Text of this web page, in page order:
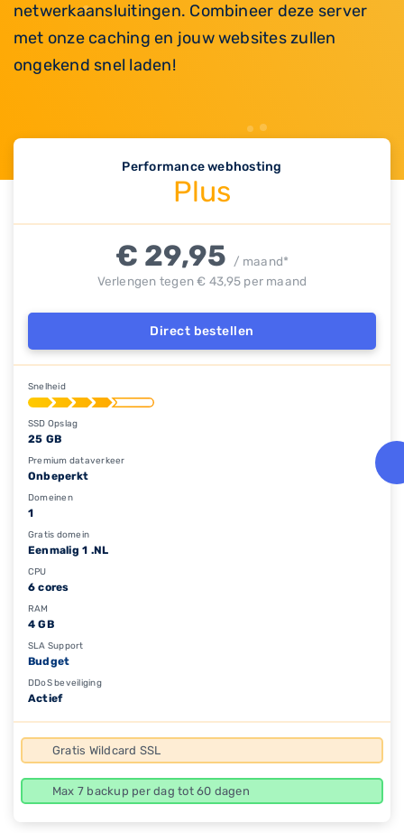
netwerkaansluitingen. Combineer deze server
met onze caching en jouw websites zullen
ongekend snel laden!
Performance webhosting
Plus
€ 29,95
/ maand*
Verlengen tegen € 43,95 per maand
Direct bestellen
Snelheid
SSD Opslag
25 GB
Premium dataverkeer
Onbeperkt
Domeinen
1
Gratis domein
Eenmalig 1 .NL
CPU
6 cores
RAM
4 GB
SLA Support
Budget
DDoS beveiliging
Actief
Gratis Wildcard SSL
Max 7 backup per dag tot 60 dagen